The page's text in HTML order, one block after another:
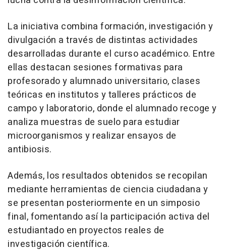
La iniciativa combina formación, investigación y
divulgación a través de distintas actividades
desarrolladas durante el curso académico. Entre
ellas destacan sesiones formativas para
profesorado y alumnado universitario, clases
teóricas en institutos y talleres prácticos de
campo y laboratorio, donde el alumnado recoge y
analiza muestras de suelo para estudiar
microorganismos y realizar ensayos de
antibiosis.
Además, los resultados obtenidos se recopilan
mediante herramientas de ciencia ciudadana y
se presentan posteriormente en un simposio
final, fomentando así la participación activa del
estudiantado en proyectos reales de
investigación científica.